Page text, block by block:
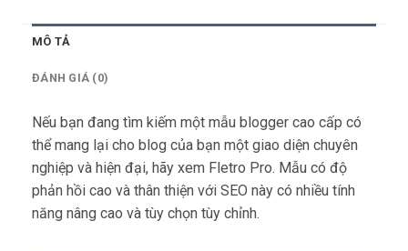
MÔ TẢ
ĐÁNH GIÁ (0)
Nếu bạn đang tìm kiếm một mẫu blogger cao cấp có
thể mang lại cho blog của bạn một giao diện chuyên
nghiệp và hiện đại, hãy xem Fletro Pro. Mẫu có độ
phản hồi cao và thân thiện với SEO này có nhiều tính
năng nâng cao và tùy chọn tùy chỉnh.